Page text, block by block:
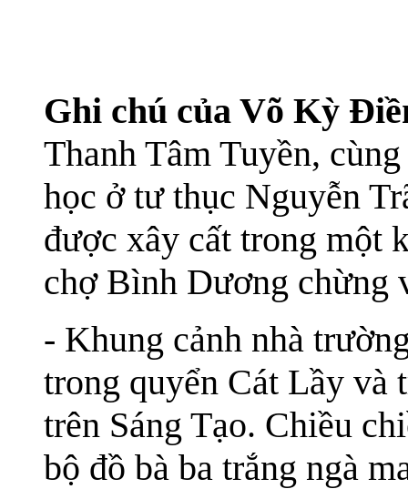
Ghi chú của Võ Kỳ
Thanh Tâm Tuyền,
học ở tư thục Nguyễn
được xây cất trong một
chợ Bình Dương chừng
- Khung cảnh nhà
trong quyển Cát Lầy và
trên Sáng Tạo. Chiều
bộ đồ bà ba trắng ngà